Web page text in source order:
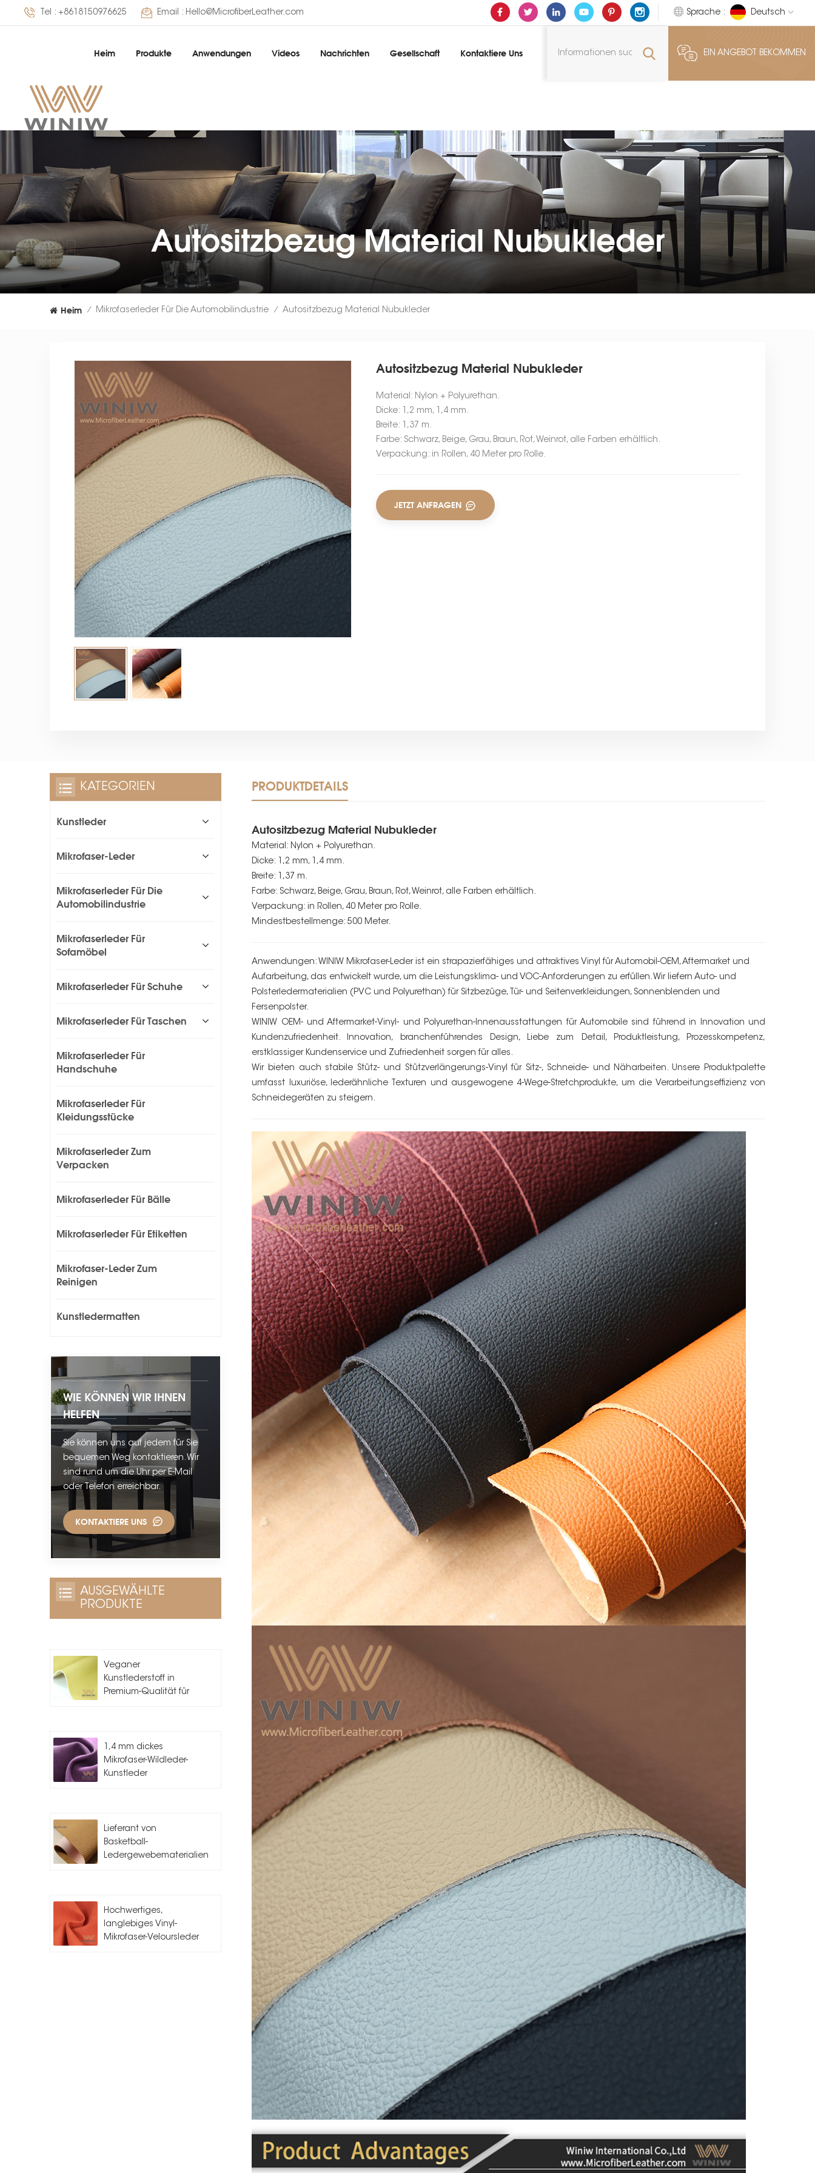
Tel : +8618150976625 Email : Hello@MicrofiberLeather.com Sprache : Deutsch
EIN ANGEBOT BEKOMMEN
Heim Produkte Anwendungen Videos Nachrichten Gesellschaft Kontaktiere Uns
Autositzbezug Material Nubukleder
Heim / Mikrofaserleder Für Die Automobilindustrie / Autositzbezug Material Nubukleder
Autositzbezug Material Nubukleder
Material: Nylon + Polyurethan.
Dicke: 1,2 mm, 1,4 mm.
Breite: 1,37 m.
Farbe: Schwarz, Beige, Grau, Braun, Rot, Weinrot, alle Farben erhältlich.
Verpackung: in Rollen, 40 Meter pro Rolle.
JETZT ANFRAGEN
PRODUKTDETAILS
Autositzbezug Material Nubukleder
Material: Nylon + Polyurethan.
Dicke: 1,2 mm, 1,4 mm.
Breite: 1,37 m.
Farbe: Schwarz, Beige, Grau, Braun, Rot, Weinrot, alle Farben erhältlich.
Verpackung: in Rollen, 40 Meter pro Rolle.
Mindestbestellmenge: 500 Meter.
Anwendungen: WINIW Mikrofaser-Leder ist ein strapazierfähiges und attraktives Vinyl für Automobil-OEM, Aftermarket und
Aufarbeitung, das entwickelt wurde, um die Leistungsklima- und VOC-Anforderungen zu erfüllen. Wir liefern Auto- und
Polsterledermaterialien (PVC und Polyurethan) für Sitzbezüge, Tür- und Seitenverkleidungen, Sonnenblenden und
Fersenpolster.
WINIW OEM- und Aftermarket-Vinyl- und Polyurethan-Innenausstattungen für Automobile sind führend in Innovation und
Kundenzufriedenheit. Innovation, branchenführendes Design, Liebe zum Detail, Produktleistung, Prozesskompetenz,
erstklassiger Kundenservice und Zufriedenheit sorgen für alles.
Wir bieten auch stabile Stütz- und Stützverlängerungs-Vinyl für Sitz-, Schneide- und Näharbeiten. Unsere Produktpalette
umfasst luxuriöse, lederähnliche Texturen und ausgewogene 4-Wege-Stretchprodukte, um die Verarbeitungseffizienz von
Schneidegeräten zu steigern.
KATEGORIEN
Kunstleder
Mikrofaser-Leder
Mikrofaserleder Für Die
Automobilindustrie
Mikrofaserleder Für
Sofamöbel
Mikrofaserleder Für Schuhe
Mikrofaserleder Für Taschen
Mikrofaserleder Für
Handschuhe
Mikrofaserleder Für
Kleidungsstücke
Mikrofaserleder Zum
Verpacken
Mikrofaserleder Für Bälle
Mikrofaserleder Für Etiketten
Mikrofaser-Leder Zum
Reinigen
Kunstledermatten
WIE KÖNNEN WIR IHNEN
HELFEN
Sie können uns auf jedem für Sie
bequemen Weg kontaktieren. Wir
sind rund um die Uhr per E-Mail
oder Telefon erreichbar.
KONTAKTIERE UNS
AUSGEWÄHLTE
PRODUKTE
Veganer
Kunstlederstoff in
Premium-Qualität für
1,4 mm dickes
Mikrofaser-Wildleder-
Kunstleder
Lieferant von
Basketball-
Ledergewebematerialien
Hochwertiges,
langlebiges Vinyl-
Mikrofaser-Veloursleder